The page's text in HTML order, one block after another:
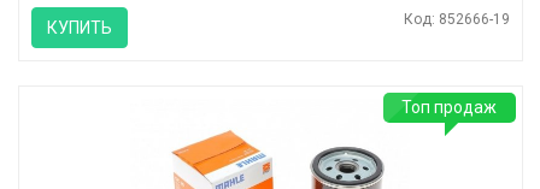
КУПИТЬ Код: 852666-19
Топ продаж